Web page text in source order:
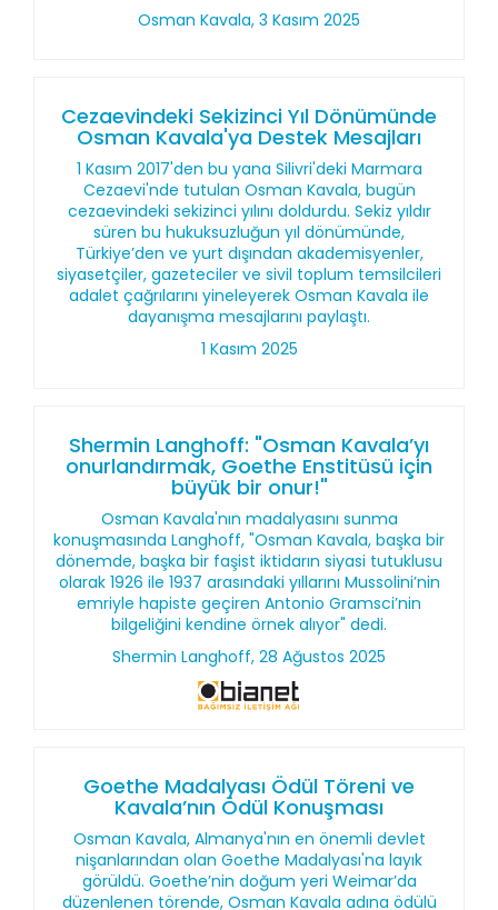
Osman Kavala, 3 Kasım 2025
Cezaevindeki Sekizinci Yıl Dönümünde
Osman Kavala'ya Destek Mesajları
1 Kasım 2017'den bu yana Silivri'deki Marmara
Cezaevi'nde tutulan Osman Kavala, bugün
cezaevindeki sekizinci yılını doldurdu. Sekiz yıldır
süren bu hukuksuzluğun yıl dönümünde,
Türkiye’den ve yurt dışından akademisyenler,
siyasetçiler, gazeteciler ve sivil toplum temsilcileri
adalet çağrılarını yineleyerek Osman Kavala ile
dayanışma mesajlarını paylaştı.
1 Kasım 2025
Shermin Langhoff: "Osman Kavala’yı
onurlandırmak, Goethe Enstitüsü için
büyük bir onur!"
Osman Kavala'nın madalyasını sunma
konuşmasında Langhoff, "Osman Kavala, başka bir
dönemde, başka bir faşist iktidarın siyasi tutuklusu
olarak 1926 ile 1937 arasındaki yıllarını Mussolini’nin
emriyle hapiste geçiren Antonio Gramsci’nin
bilgeliğini kendine örnek alıyor" dedi.
Shermin Langhoff, 28 Ağustos 2025
Goethe Madalyası Ödül Töreni ve
Kavala’nın Ödül Konuşması
Osman Kavala, Almanya'nın en önemli devlet
nişanlarından olan Goethe Madalyası'na layık
görüldü. Goethe’nin doğum yeri Weimar’da
düzenlenen törende, Osman Kavala adına ödülü